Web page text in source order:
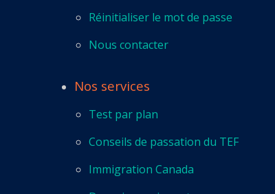
Réinitialiser le mot de passe
Nous contacter
Nos services
Test par plan
Conseils de passation du TEF
Immigration Canada